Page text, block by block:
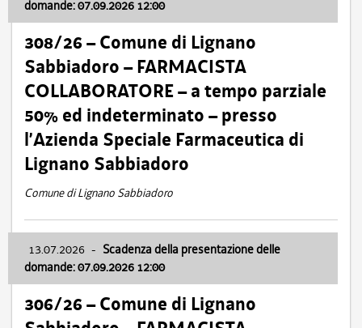
domande: 07.09.2026 12:00
308/26 – Comune di Lignano
Sabbiadoro – FARMACISTA
COLLABORATORE – a tempo parziale
50% ed indeterminato – presso
l’Azienda Speciale Farmaceutica di
Lignano Sabbiadoro
Comune di Lignano Sabbiadoro
13.07.2026 - Scadenza della presentazione delle
domande: 07.09.2026 12:00
306/26 – Comune di Lignano